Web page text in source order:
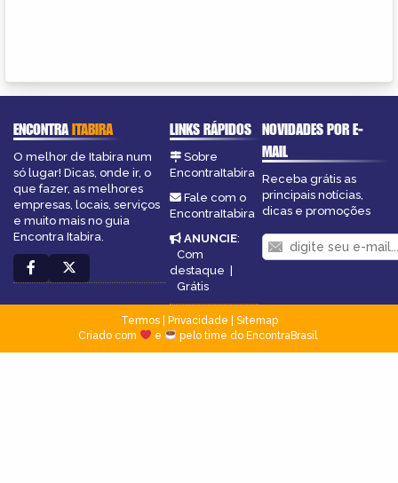
ENCONTRAITABIRA
O melhor de Itabira num
só lugar! Dicas, onde ir, o
que fazer, as melhores
empresas, locais, serviços
e muito mais no guia
Encontra Itabira.
LINKS RÁPIDOS
Sobre
EncontraItabira
Fale com o
EncontraItabira
ANUNCIE:
Com
destaque |
Grátis
NOVIDADES POR E-
MAIL
Receba grátis as
principais notícias,
dicas e promoções
Termos| Privacidade
Sitemap
Criado com
e pelo time do EncontraBrasil